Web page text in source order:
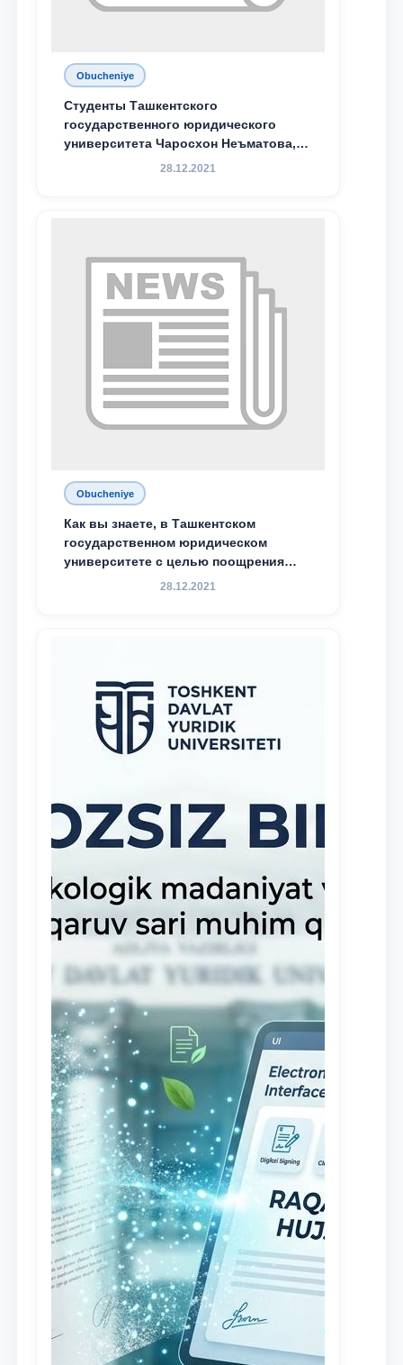
Obucheniye
Студенты Ташкентского
государственного юридического
университета Чаросхон Неъматова,
Севдо Хакимходжаева, Анбарой
специальной стипендии имени
Хадичи Сулеймановой.
28.12.2021
Obucheniye
Как вы знаете, в Ташкентском
государственном юридическом
университете с целью поощрения
талантливых, активных и
28.12.2021